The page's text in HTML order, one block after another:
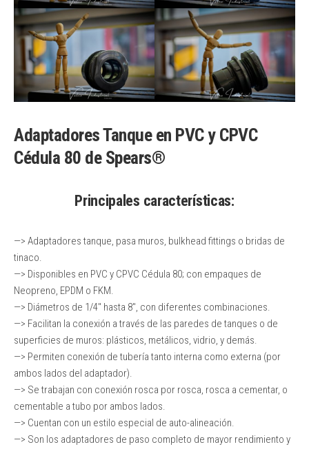
Adaptadores Tanque en PVC y CPVC
Cédula 80 de Spears®
Principales características:
—> Adaptadores tanque, pasa muros, bulkhead fittings o bridas de
tinaco.
—> Disponibles en PVC y CPVC Cédula 80; con empaques de
Neopreno, EPDM o FKM.
—> Diámetros de 1/4″ hasta 8″, con diferentes combinaciones.
—> Facilitan la conexión a través de las paredes de tanques o de
superficies de muros: plásticos, metálicos, vidrio, y demás.
—> Permiten conexión de tubería tanto interna como externa (por
ambos lados del adaptador).
—> Se trabajan con conexión rosca por rosca, rosca a cementar, o
cementable a tubo por ambos lados.
—> Cuentan con un estilo especial de auto-alineación.
—> Son los adaptadores de paso completo de mayor rendimiento y